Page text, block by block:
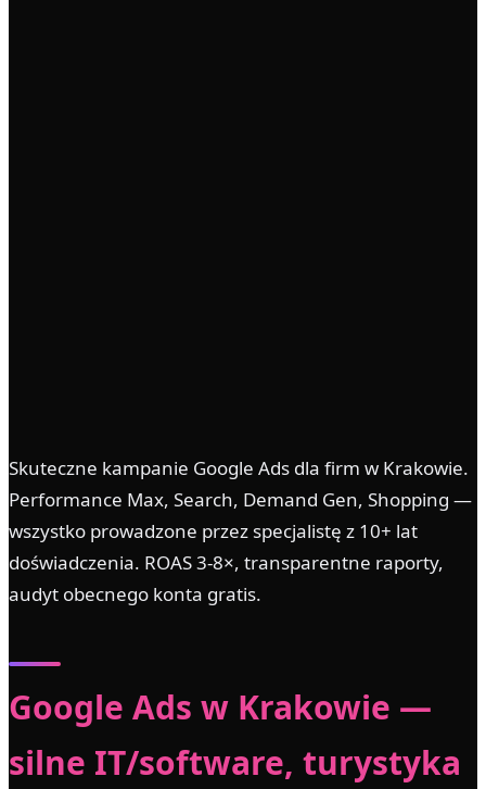
Skuteczne kampanie Google Ads dla firm w Krakowie.
Performance Max, Search, Demand Gen, Shopping —
wszystko prowadzone przez specjalistę z 10+ lat
doświadczenia. ROAS 3-8×, transparentne raporty,
audyt obecnego konta gratis.
Google Ads w Krakowie —
silne IT/software, turystyka